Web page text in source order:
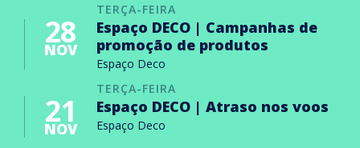
TERÇA-FEIRA
28
NOV
Espaço DECO | Campanhas de
promoção de produtos
Espaço Deco
TERÇA-FEIRA
21
NOV
Espaço DECO | Atraso nos voos
Espaço Deco